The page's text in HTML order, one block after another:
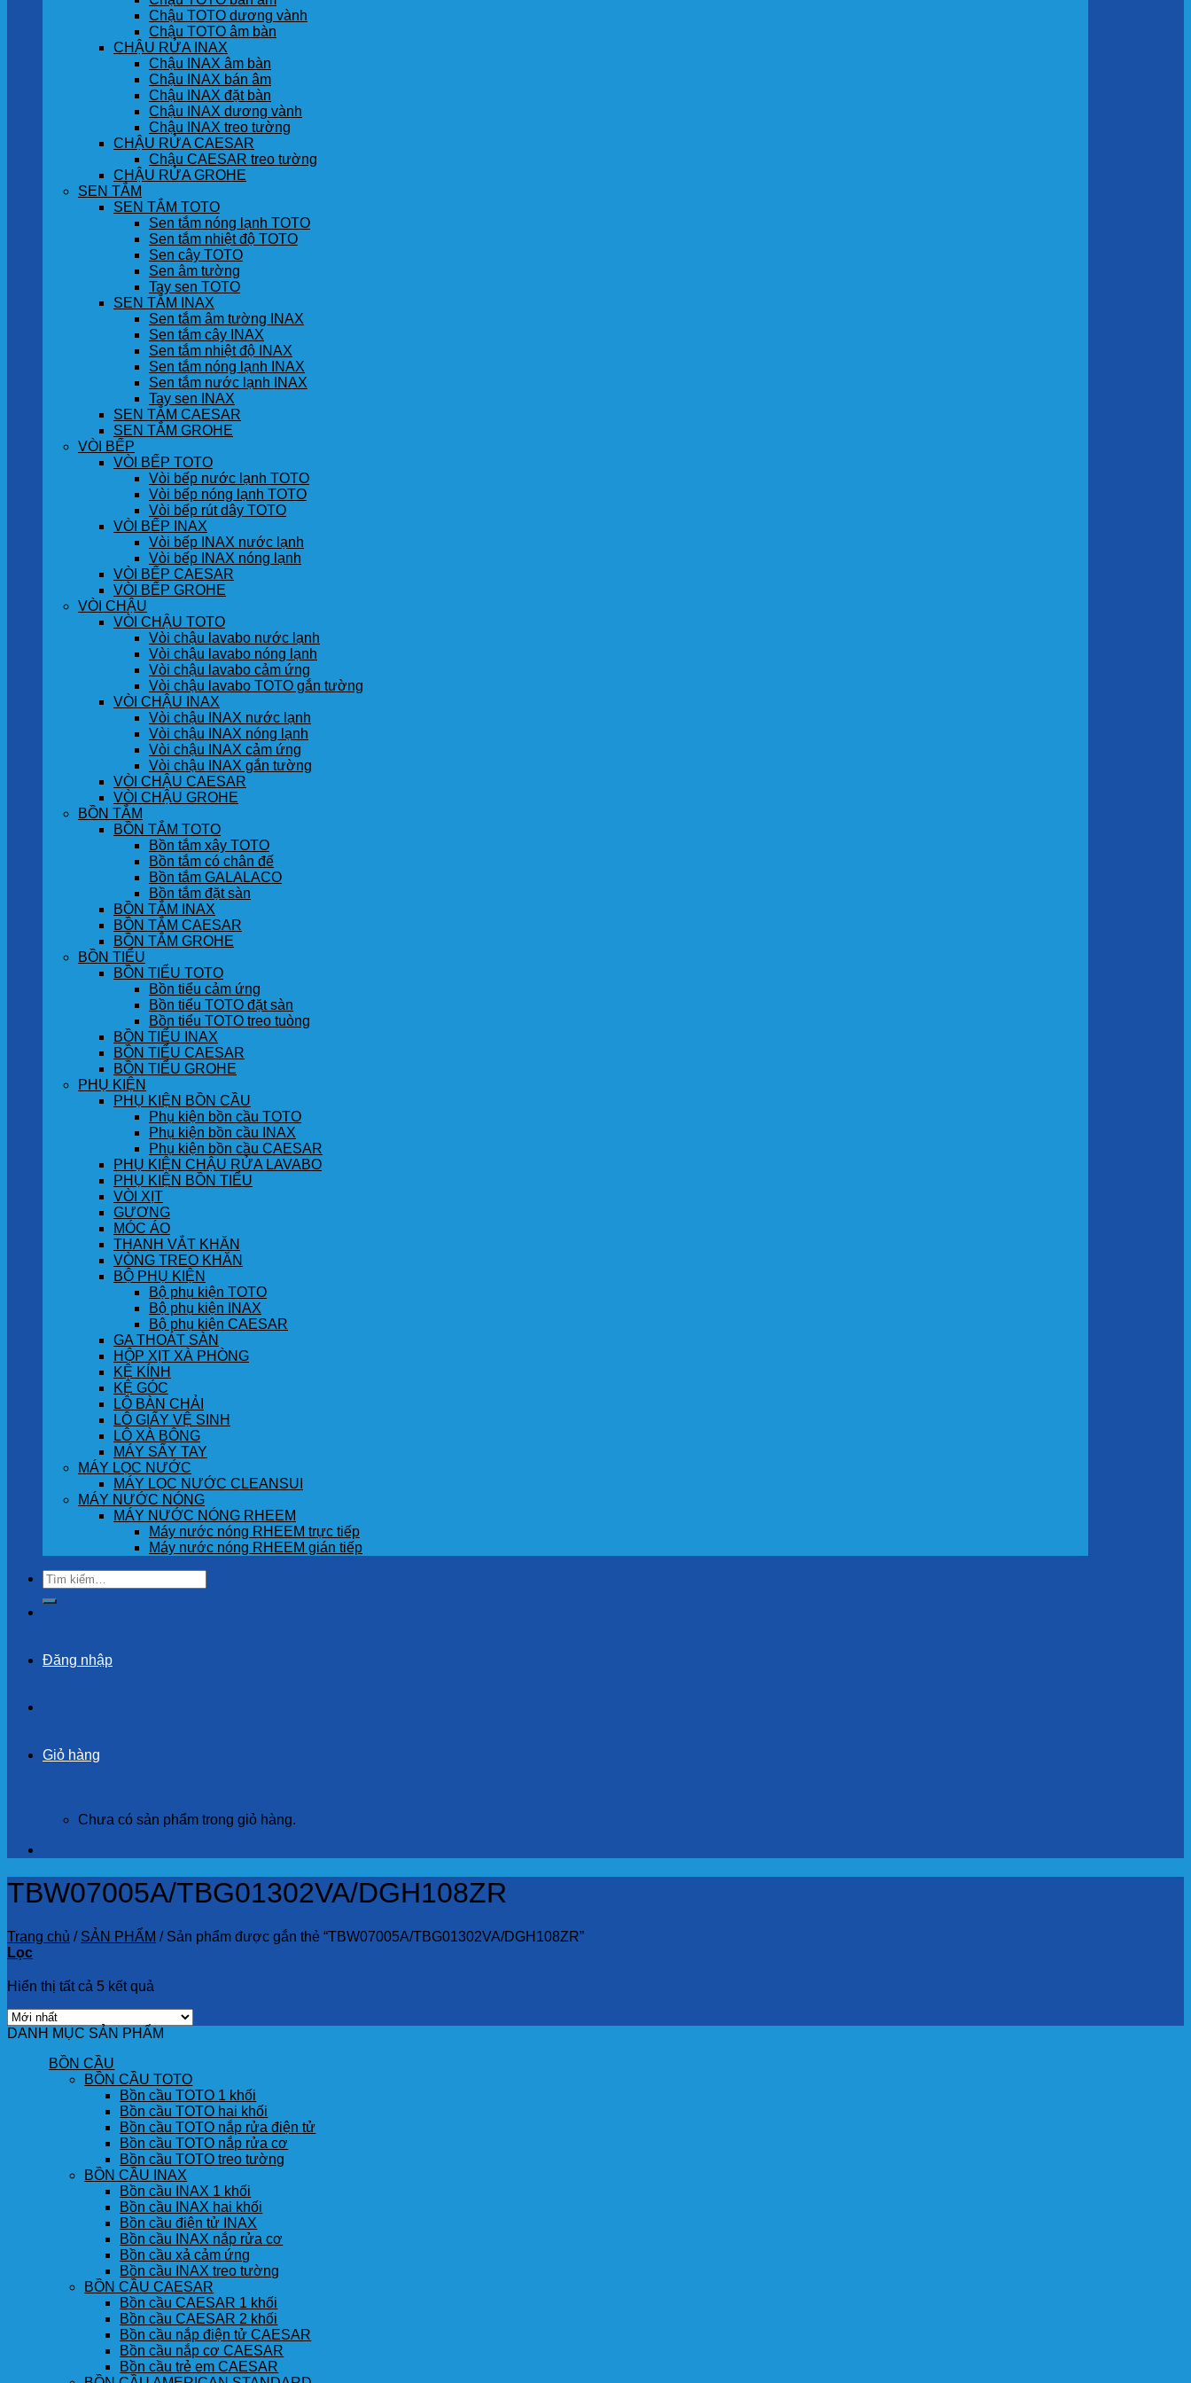
Chậu TOTO dương vành
Chậu TOTO âm bàn
CHẬU RỬA INAX
Chậu INAX âm bàn
Chậu INAX bán âm
Chậu INAX đặt bàn
Chậu INAX dương vành
Chậu INAX treo tường
CHẬU RỬA CAESAR
Chậu CAESAR treo tường
CHẬU RỬA GROHE
SEN TẮM
SEN TẮM TOTO
Sen tắm nóng lạnh TOTO
Sen tắm nhiệt độ TOTO
Sen cây TOTO
Sen âm tường
Tay sen TOTO
SEN TẮM INAX
Sen tắm âm tường INAX
Sen tắm cây INAX
Sen tắm nhiệt độ INAX
Sen tắm nóng lạnh INAX
Sen tắm nước lạnh INAX
Tay sen INAX
SEN TẮM CAESAR
SEN TẮM GROHE
VÒI BẾP
VÒI BẾP TOTO
Vòi bếp nước lạnh TOTO
Vòi bếp nóng lạnh TOTO
Vòi bếp rút dây TOTO
VÒI BẾP INAX
Vòi bếp INAX nước lạnh
Vòi bếp INAX nóng lạnh
VÒI BẾP CAESAR
VÒI BẾP GROHE
VÒI CHẬU
VÒI CHẬU TOTO
Vòi chậu lavabo nước lạnh
Vòi chậu lavabo nóng lạnh
Vòi chậu lavabo cảm ứng
Vòi chậu lavabo TOTO gắn tường
VÒI CHẬU INAX
Vòi chậu INAX nước lạnh
Vòi chậu INAX nóng lạnh
Vòi chậu INAX cảm ứng
Vòi chậu INAX gắn tường
VÒI CHẬU CAESAR
VÒI CHẬU GROHE
BỒN TẮM
BỒN TẮM TOTO
Bồn tắm xây TOTO
Bồn tắm có chân đế
Bồn tắm GALALACO
Bồn tắm đặt sàn
BỒN TẮM INAX
BỒN TẮM CAESAR
BỒN TẮM GROHE
BỒN TIỂU
BỒN TIỂU TOTO
Bồn tiểu cảm ứng
Bồn tiểu TOTO đặt sàn
Bồn tiểu TOTO treo tuòng
BỒN TIỂU INAX
BỒN TIỂU CAESAR
BỒN TIỂU GROHE
PHỤ KIỆN
PHỤ KIỆN BỒN CẦU
Phụ kiện bồn cầu TOTO
Phụ kiện bồn cầu INAX
Phụ kiện bồn cầu CAESAR
PHỤ KIỆN CHẬU RỬA LAVABO
PHỤ KIỆN BỒN TIỂU
VÒI XỊT
GƯƠNG
MÓC ÁO
THANH VẮT KHĂN
VÒNG TREO KHĂN
BỘ PHỤ KIỆN
Bộ phụ kiện TOTO
Bộ phụ kiện INAX
Bộ phụ kiện CAESAR
GA THOÁT SÀN
HỘP XỊT XÀ PHÒNG
KỆ KÍNH
KỆ GÓC
LÔ BÀN CHẢI
LÔ GIẤY VỆ SINH
LÔ XÀ BÔNG
MÁY SẤY TAY
MÁY LỌC NƯỚC
MÁY LỌC NƯỚC CLEANSUI
MÁY NƯỚC NÓNG
MÁY NƯỚC NÓNG RHEEM
Máy nước nóng RHEEM trực tiếp
Máy nước nóng RHEEM gián tiếp
Tìm
kiếm:
Đăng nhập
Giỏ hàng
Chưa có sản phẩm trong giỏ hàng.
TBW07005A/TBG01302VA/DGH108ZR
Trang chủ / SẢN PHẨM /Sản phẩm được gắn thẻ “TBW07005A/TBG01302VA/DGH108ZR”
Lọc
Hiển thị tất cả 5 kết quả
DANH MỤC SẢN PHẨM
BỒN CẦU
BỒN CẦU TOTO
Bồn cầu TOTO 1 khối
Bồn cầu TOTO hai khối
Bồn cầu TOTO nắp rửa điện tử
Bồn cầu TOTO nắp rửa cơ
Bồn cầu TOTO treo tường
BỒN CẦU INAX
Bồn cầu INAX 1 khối
Bồn cầu INAX hai khối
Bồn cầu điện tử INAX
Bồn cầu INAX nắp rửa cơ
Bồn cầu xả cảm ứng
Bồn cầu INAX treo tường
BỒN CẦU CAESAR
Bồn cầu CAESAR 1 khối
Bồn cầu CAESAR 2 khối
Bồn cầu nắp điện tử CAESAR
Bồn cầu nắp cơ CAESAR
Bồn cầu trẻ em CAESAR